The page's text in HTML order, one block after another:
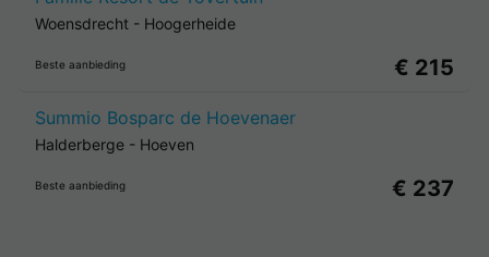
Woensdrecht - Hoogerheide
Beste aanbieding € 215
Summio Bosparc de Hoevenaer
Halderberge - Hoeven
Beste aanbieding € 237